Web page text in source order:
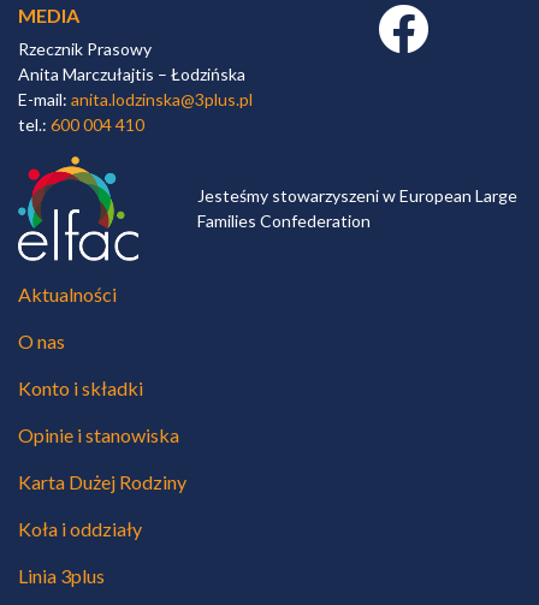
MEDIA
Rzecznik Prasowy
Anita Marczułajtis – Łodzińska
E-mail: anita.lodzinska@3plus.pl
tel.: 600 004 410
Facebook link
Jesteśmy stowarzyszeni w European Large
Families Confederation
Aktualności
O nas
Konto i składki
Opinie i stanowiska
Karta Dużej Rodziny
Koła i oddziały
Linia 3plus